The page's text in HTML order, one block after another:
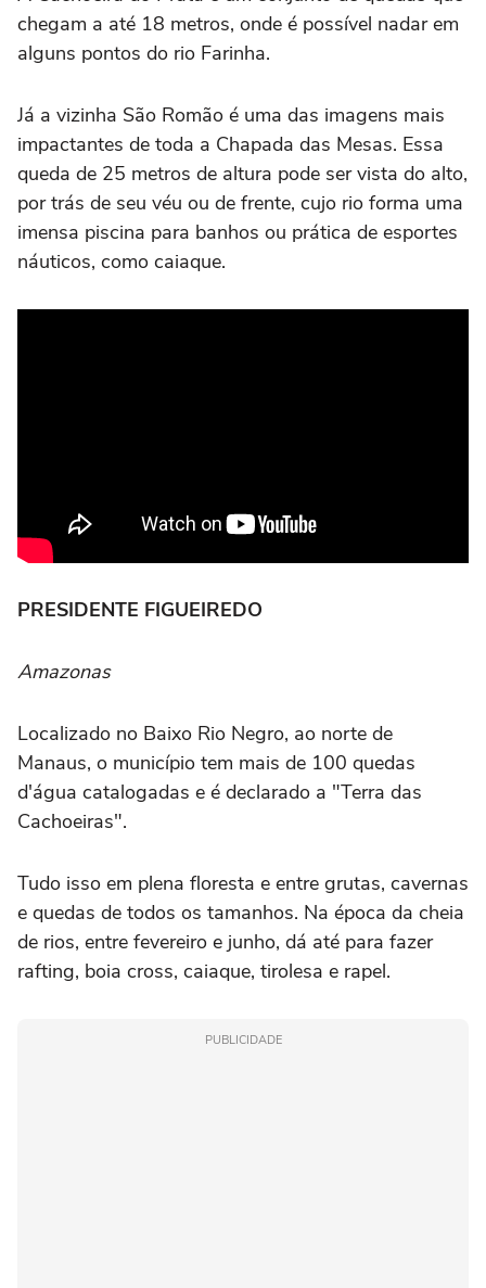
chegam a até 18 metros, onde é possível nadar em
alguns pontos do rio Farinha.
Já a vizinha São Romão é uma das imagens mais
impactantes de toda a Chapada das Mesas. Essa
queda de 25 metros de altura pode ser vista do alto,
por trás de seu véu ou de frente, cujo rio forma uma
imensa piscina para banhos ou prática de esportes
náuticos, como caiaque.
PRESIDENTE FIGUEIREDO
Amazonas
Localizado no Baixo Rio Negro, ao norte de
Manaus, o município tem mais de 100 quedas
d'água catalogadas e é declarado a "Terra das
Cachoeiras".
Tudo isso em plena floresta e entre grutas, cavernas
e quedas de todos os tamanhos. Na época da cheia
de rios, entre fevereiro e junho, dá até para fazer
rafting, boia cross, caiaque, tirolesa e rapel.
PUBLICIDADE